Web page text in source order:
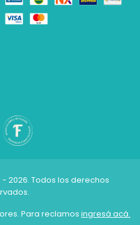
2026. Todos los derechos
Para reclamos ingresá acá.